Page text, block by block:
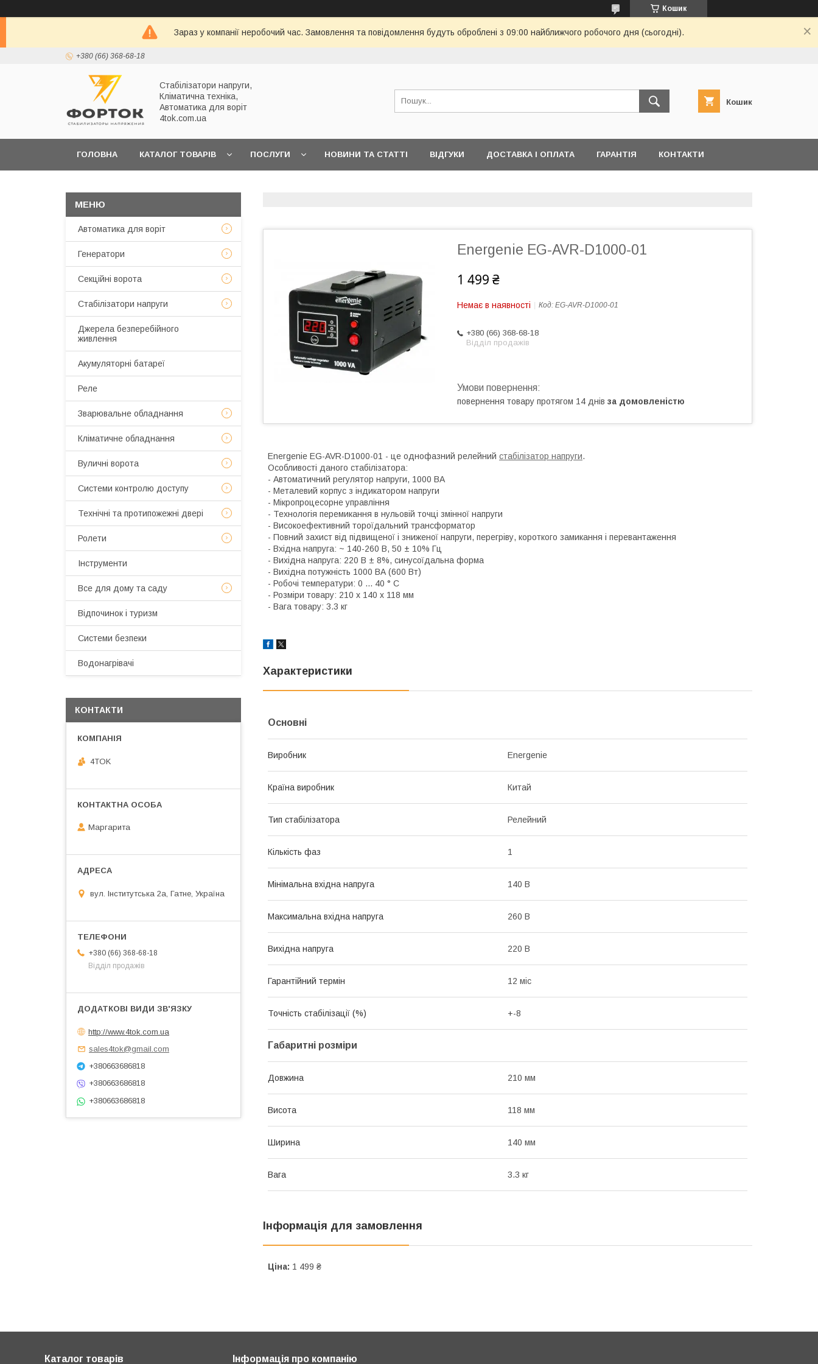
Кошик
Зараз у компанії неробочий час. Замовлення та повідомлення будуть оброблені з 09:00 найближчого робочого дня (сьогодні).
+380 (66) 368-68-18
Стабілізатори напруги,
Кліматична техніка,
Автоматика для воріт
4tok.com.ua
Кошик
ГОЛОВНА КАТАЛОГ ТОВАРІВ ПОСЛУГИ НОВИНИ ТА СТАТТІ ВІДГУКИ ДОСТАВКА І ОПЛАТА ГАРАНТІЯ КОНТАКТИ
Energenie EG-AVR-D1000-01
1 499 ₴
Немає в наявності Код: EG-AVR-D1000-01
+380 (66) 368-68-18
Відділ продажів
повернення товару протягом 14 днів за домовленістю
Energenie EG-AVR-D1000-01 - це однофазний релейний стабілізатор напруги.
Особливості даного стабілізатора:
- Автоматичний регулятор напруги, 1000 ВА
- Металевий корпус з індикатором напруги
- Мікропроцесорне управління
- Технологія перемикання в нульовій точці змінної напруги
- Високоефективний тороїдальний трансформатор
- Повний захист від підвищеної і зниженої напруги, перегріву, короткого замикання і перевантаження
- Вхідна напруга: ~ 140-260 В, 50 ± 10% Гц
- Вихідна напруга: 220 В ± 8%, синусоїдальна форма
- Вихідна потужність 1000 ВА (600 Вт)
- Робочі температури: 0 ... 40 ° C
- Розміри товару: 210 x 140 x 118 мм
- Вага товару: 3.3 кг
Характеристики
Основні
Виробник Energenie
Країна виробник Китай
Тип стабілізатора Релейний
Кількість фаз 1
Мінімальна вхідна напруга 140 В
Максимальна вхідна напруга 260 В
Вихідна напруга 220 В
Гарантійний термін 12 міс
Точність стабілізації (%) +-8
Габаритні розміри
Довжина 210 мм
Висота 118 мм
Ширина 140 мм
Вага 3.3 кг
Інформація для замовлення
Ціна: 1 499 ₴
Автоматика для воріт
Генератори
Секційні ворота
Стабілізатори напруги
Джерела безперебійного
живлення
Акумуляторні батареї
Реле
Зварювальне обладнання
Кліматичне обладнання
Вуличні ворота
Системи контролю доступу
Технічні та протипожежні двері
Ролети
Інструменти
Все для дому та саду
Відпочинок і туризм
Системи безпеки
Водонагрівачі
КОНТАКТИ
4TOK
Маргарита
вул. Інститутська 2а, Гатне, Україна
+380 (66) 368-68-18
Відділ продажів
http://www.4tok.com.ua
sales4tok@gmail.com
+380663686818
+380663686818
+380663686818
Каталог товарів Інформація про компанію